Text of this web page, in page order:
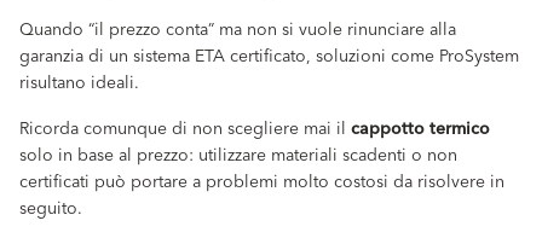
Quando “il prezzo conta” ma non si vuole rinunciare alla
garanzia di un sistema ETA certificato, soluzioni come ProSystem
risultano ideali.
Ricorda comunque di non scegliere mai il cappotto termico
solo in base al prezzo: utilizzare materiali scadenti o non
certificati può portare a problemi molto costosi da risolvere in
seguito.